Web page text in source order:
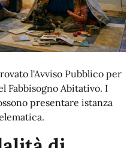
l'Avviso Pubblico per
Fabbisogno Abitativo. I
presentare istanza